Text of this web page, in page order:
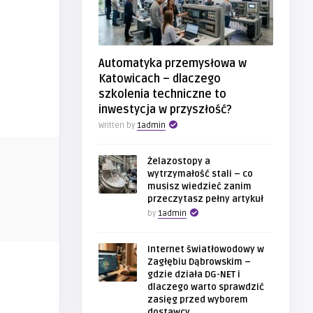
Żelazostopy a wytrzymałość stali –
1admin
Automatyka przemysłowa w
Katowicach – dlaczego
szkolenia techniczne to
inwestycja w przyszłość?
Written by 1admin
Żelazostopy a
wytrzymałość stali – co
musisz wiedzieć zanim
przeczytasz pełny artykuł
by 1admin
Internet światłowodowy w
Zagłębiu Dąbrowskim –
gdzie działa DG-NET i
dlaczego warto sprawdzić
zasięg przed wyborem